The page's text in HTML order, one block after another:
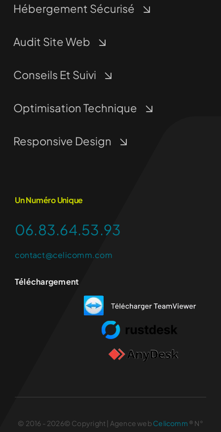
Hébergement Sécurisé
Audit Site Web
Conseils Et Suivi
Optimisation Technique
Responsive Design
Un Numéro Unique
06.83.64.53.93
contact@celicomm.com
Téléchargement
© 2016 - 2026© Copyright | Agence webCelicomm ® N°